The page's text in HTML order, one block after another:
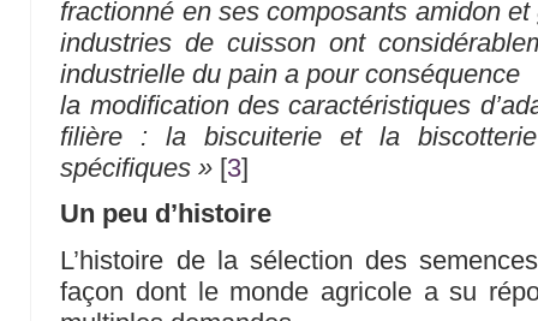
fractionné en ses composants amidon
industries de cuisson ont
industrielle du pain a pour conséquence
la modification des caractéristiques
filière : la biscuiterie et la
spécifiques » [3]
Un peu d’histoire
L’histoire de la sélection des
façon dont le monde agricole a su